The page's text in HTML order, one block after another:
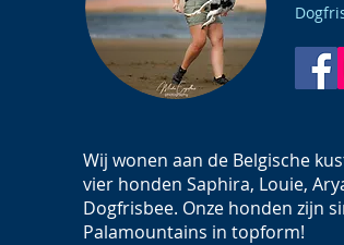
Wij wonen aan de Belgische
vier honden Saphira, Louie,
Dogfrisbee. Onze honden zijn
Palamountains in topform!